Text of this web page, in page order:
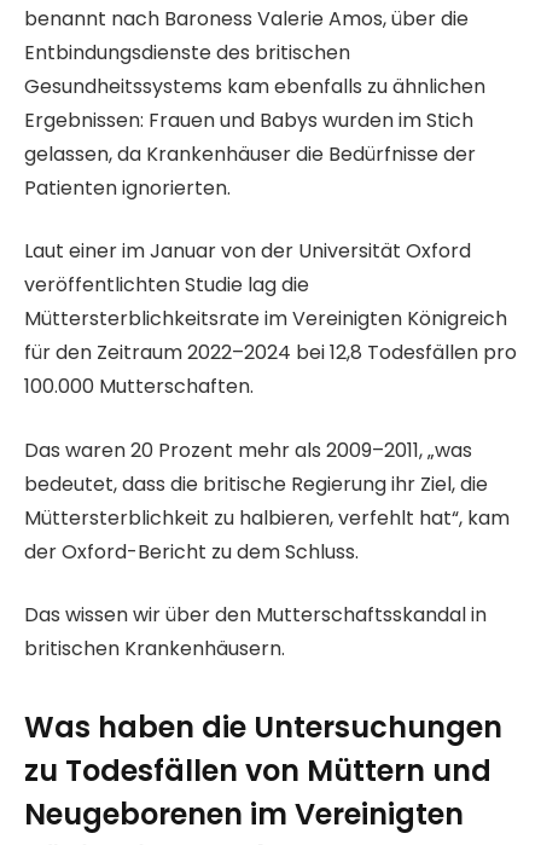
l
n
benannt nach Baroness Valerie Amos, über die
Entbindungsdienste des britischen
Gesundheitssystems kam ebenfalls zu ähnlichen
Ergebnissen: Frauen und Babys wurden im Stich
gelassen, da Krankenhäuser die Bedürfnisse der
Patienten ignorierten.
Laut einer im Januar von der Universität Oxford
veröffentlichten Studie lag die
Müttersterblichkeitsrate im Vereinigten Königreich
für den Zeitraum 2022–2024 bei 12,8 Todesfällen pro
100.000 Mutterschaften.
Das waren 20 Prozent mehr als 2009–2011, „was
bedeutet, dass die britische Regierung ihr Ziel, die
Müttersterblichkeit zu halbieren, verfehlt hat“, kam
der Oxford-Bericht zu dem Schluss.
Das wissen wir über den Mutterschaftsskandal in
britischen Krankenhäusern.
Was haben die Untersuchungen
zu Todesfällen von Müttern und
Neugeborenen im Vereinigten